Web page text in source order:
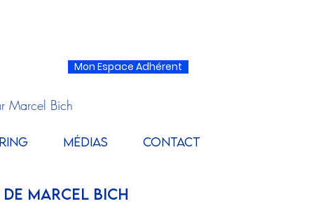
Marcel Bich
Mon Espace Adhérent
MÉDIAS CONTACT
MARCEL BICH